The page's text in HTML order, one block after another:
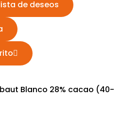
de deseos
Blanco 28% cacao (40-